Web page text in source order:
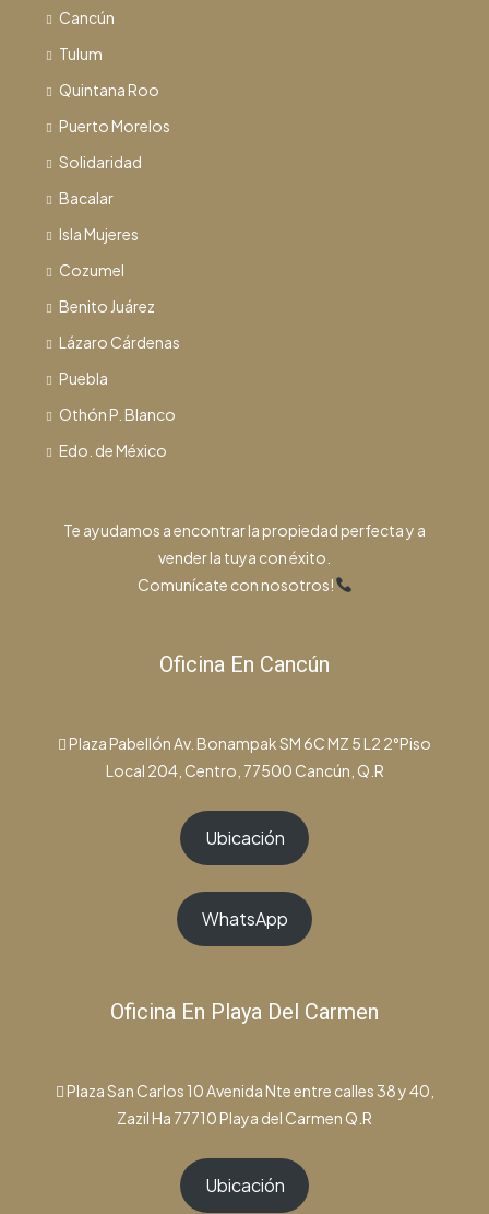
Cancún
Tulum
Quintana Roo
Puerto Morelos
Solidaridad
Bacalar
Isla Mujeres
Cozumel
Benito Juárez
Lázaro Cárdenas
Puebla
Othón P. Blanco
Edo. de México
Te ayudamos a encontrar la propiedad perfecta y a
vender la tuya con éxito.
Comunícate con nosotros!
Oficina En Cancún
Plaza Pabellón Av. Bonampak SM 6C MZ 5 L2 2°Piso
Local 204, Centro, 77500 Cancún, Q.R
Ubicación
WhatsApp
Oficina En Playa Del Carmen
Plaza San Carlos 10 Avenida Nte entre calles 38 y 40,
Zazil Ha 77710 Playa del Carmen Q.R
Ubicación